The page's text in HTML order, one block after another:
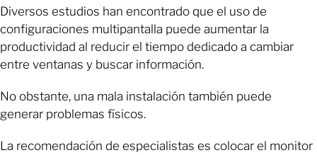
Diversos estudios han encontrado que el uso de
configuraciones multipantalla puede aumentar la
productividad al reducir el tiempo dedicado a cambiar
entre ventanas y buscar información.
No obstante, una mala instalación también puede
generar problemas físicos.
La recomendación de especialistas es colocar el monitor